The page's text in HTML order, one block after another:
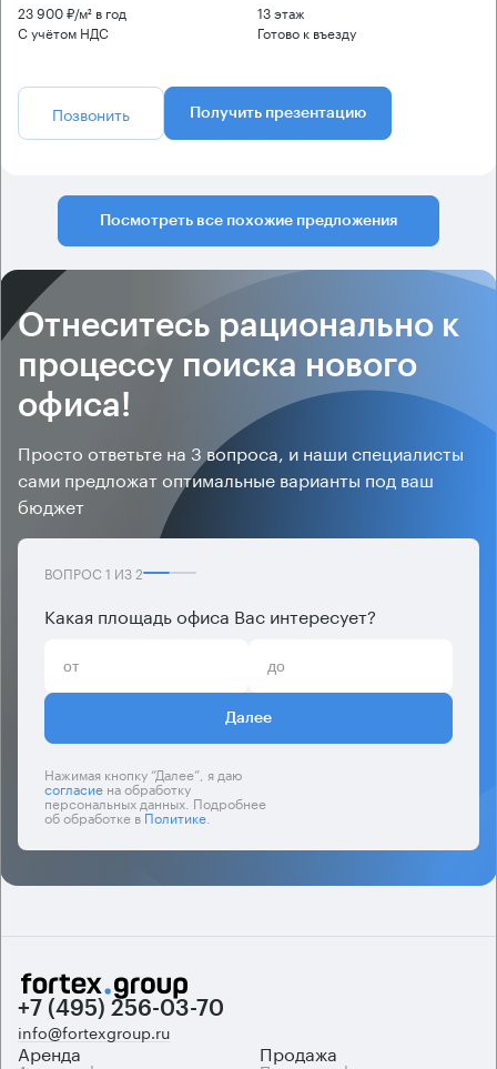
23 900 ₽/м² в год
С учётом НДС
13 этаж
Готово к въезду
Позвонить Получить презентацию
Посмотреть все похожие предложения
Отнеситесь рационально к
процессу поиска нового
офиса!
Просто ответьте на 3 вопроса, и наши специалисты
сами предложат оптимальные варианты под ваш
бюджет
ВОПРОС 1 ИЗ2
Какая площадь офиса Вас интересует?
Далее
Нажимая кнопку “Далее”, я даю
согласиена обработку
персональных данных. Подробнее
об обработке вПолитике.
+7 (495) 256-03-70
info@fortexgroup.ru
Аренда Продажа